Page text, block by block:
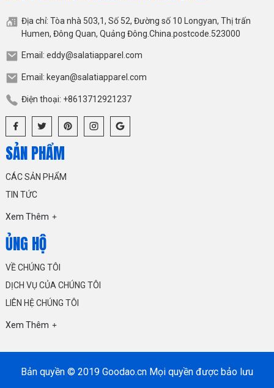
Địa chỉ: Tòa nhà 503,1, Số 52, Đường số 10 Longyan, Thị trấn
Humen, Đông Quan, Quảng Đông.China.postcode.523000
Email: eddy@salatiapparel.com
Email: keyan@salatiapparel.com
Điện thoại: +8613712921237
SẢN PHẨM
CÁC SẢN PHẨM
TIN TỨC
Xem Thêm
ỦNG HỘ
VỀ CHÚNG TÔI
DỊCH VỤ CỦA CHÚNG TÔI
LIÊN HỆ CHÚNG TÔI
Xem Thêm
Bản quyền © 2019 Goodao.cn Mọi quyền được bảo lưu